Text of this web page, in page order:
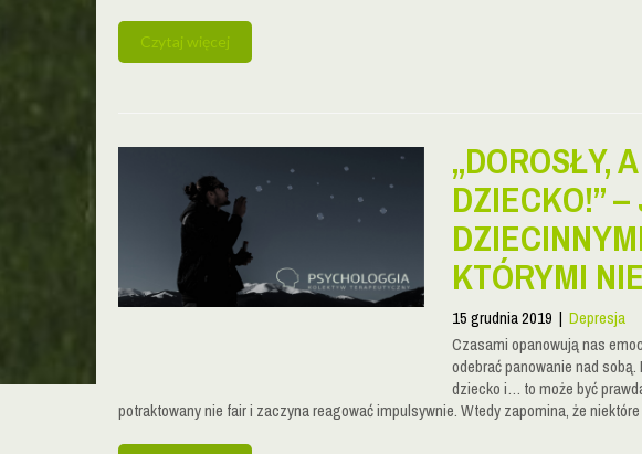
Czytaj więcej
„DOROSŁY,
DZIECKO!”
KTÓRYMI
15 grudnia 2019 | Depresja
Czasami opanowują nas
odebrać panowanie nad
dziecko i… to może być
potraktowany nie fair i zaczyna reagować impulsywnie. Wtedy zapomina, że